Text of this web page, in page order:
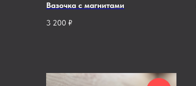
Вазочка с магнитами
3 200 ₽